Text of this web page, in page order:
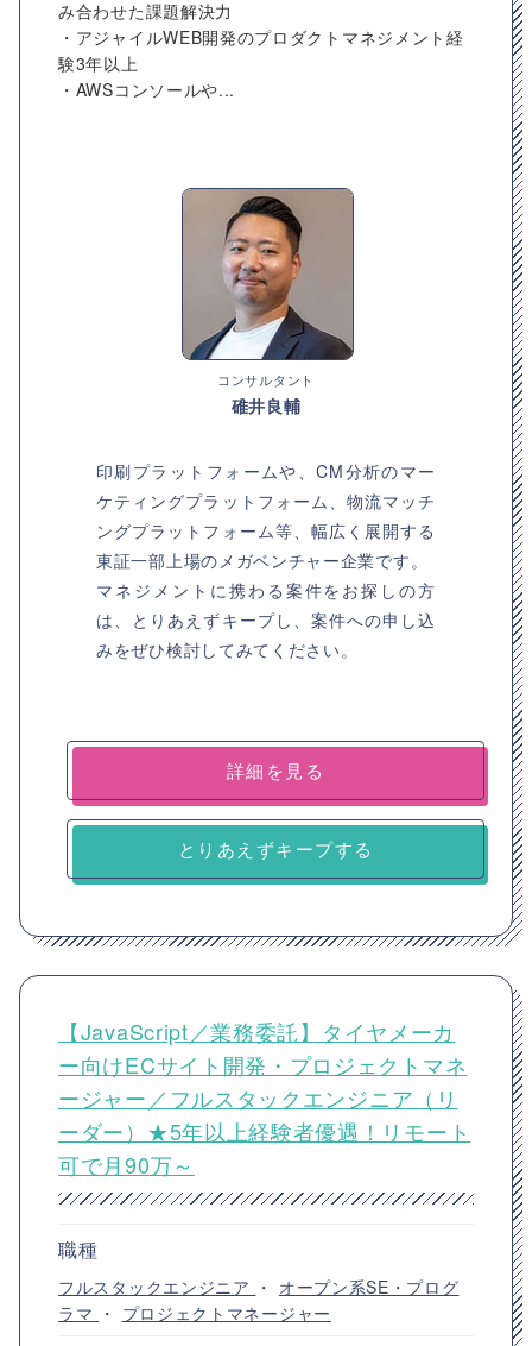
み合わせた課題解決力
・アジャイルWEB開発のプロダクトマネジメント経
験3年以上
・AWSコンソールや...
コンサルタント
碓井良輔
印刷プラットフォームや、CM分析のマー
ケティングプラットフォーム、物流マッチ
ングプラットフォーム等、幅広く展開する
東証一部上場のメガベンチャー企業です。
マネジメントに携わる案件をお探しの方
は、とりあえずキープし、案件への申し込
みをぜひ検討してみてください。
詳細を見る
とりあえずキープする
【JavaScript／業務委託】タイヤメーカ
ー向けECサイト開発・プロジェクトマネ
ージャー／フルスタックエンジニア（リ
ーダー）★5年以上経験者優遇！リモート
可で月90万～
職種
フルスタックエンジニア ・ オープン系SE・プログ
ラマ ・ プロジェクトマネージャー